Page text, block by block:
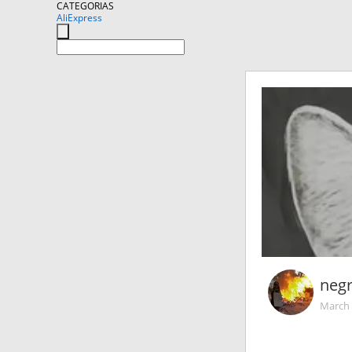
CATEGORIAS
AliExpress
March